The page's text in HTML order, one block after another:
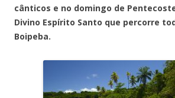
cânticos e no domingo de
Divino Espírito Santo que percorre
Boipeba.